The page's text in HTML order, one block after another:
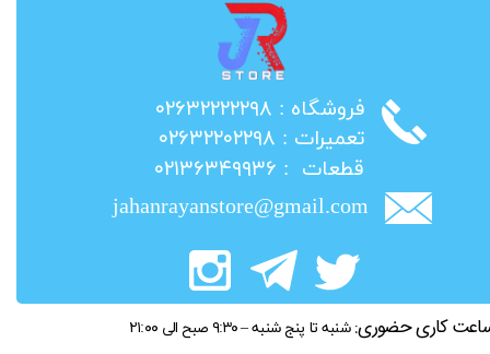
​فروشگاه : ۰۲۶۳۲۲۲۲۲۹۸
​تعمیرات : ۰۲۶۳۲۲۰۲۲۹۸
​قطعات : ۰۲۱۳۶۳۴۹۹۳۶
jahanrayanstore@gmail.com
کاری حضوری: شنبه تا پنج شنبه – ۹:۳۰ صبح الی ۲۱:۰۰